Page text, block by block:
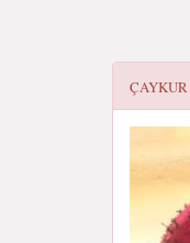
ÇAYKUR